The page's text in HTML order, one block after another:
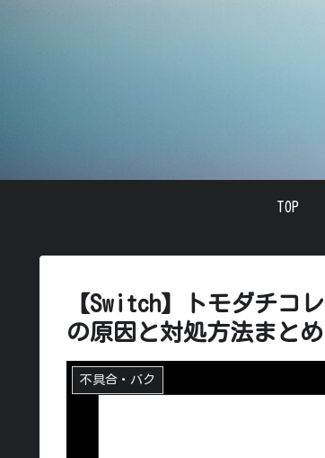
TOP
【Switch】トモダチコ
の原因と対処方法まとめ
不具合・バク